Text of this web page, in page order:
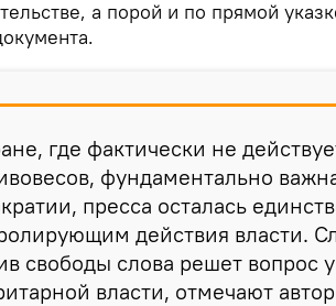
а порой и по прямой
где фактически не
фундаментально
пресса осталась
действия власти.
свободы слова решет вопрос
власти, отмечают